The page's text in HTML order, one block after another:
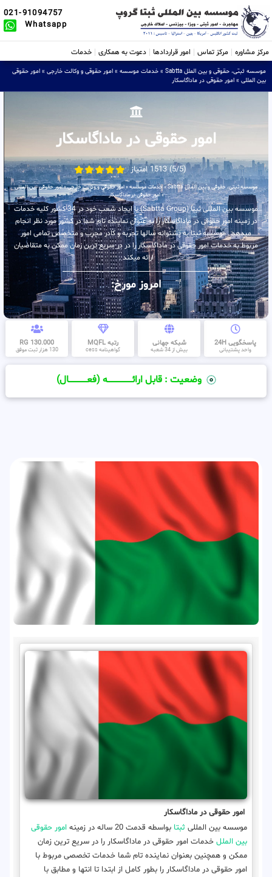
021-91094757
Whatsapp
مرکز مشاوره مرکز تماس امور قراردادها دعوت به همکاری خدمات
موسسه ثبتی، حقوقی و بین الملل Sabtta » خدمات موسسه » امور حقوقی و وکالت خارجی » امور حقوقی
بین المللی » امور حقوقی در ماداگاسکار
امور حقوقی در ماداگاسکار
(5/5) 1513 امتیاز
موسسه ثبتی، حقوقی و بین الملل Sabtta »خدمات موسسه»امور حقوقی و وکالت خارجی»امور حقوقی بین المللی
»امور حقوقی در ماداگاسکار
موسسه بین المللی ثبتا (Sabtta Group) با ایجاد شعب خود در 34 کشور کلیه خدمات
در زمینه امور حقوقی در ماداگاسکار را به عنوان نماینده تام شما در کشور مورد نظر انجام
میدهد . موسسه ثبتا به پشتوانه سالها تجربه و کادر مجرب و متخصص تمامی امور
مربوط به خدمات امور حقوقی در ماداگاسکار را در در سریع ترین زمان ممکن به متقاضیان
ارائه میکند .
امروز مورخ:
پاسخگویی 24H
واحد پشتیبانی
شبکه جهانی
بیش از 34 شعبه
رتبه MQFL
گواهینامه cess
130.000 RG
130 هزار ثبت موفق
وضعیت : قابل ارائــــــــــــــــــــه (فعـــــــــــــــال)
امور حقوقی در ماداگاسکار
موسسه بین المللی ثبتا بواسطه قدمت 20 ساله در زمینه
امور حقوقی
بین الملل خدمات امور حقوقی در ماداگاسکار را در سریع ترین زمان
ممکن و همچنین بعنوان نماینده تام شما خدمات تخصصی مربوط با
امور حقوقی در ماداگاسکار را بطور کامل از ابتدا تا انتها و مطابق با